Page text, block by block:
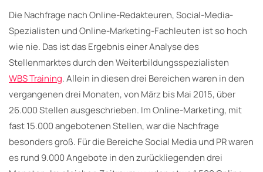
Die Nachfrage nach Online-Redakteuren, Social-Media-
Spezialisten und Online-Marketing-Fachleuten ist so hoch
wie nie. Das ist das Ergebnis einer Analyse des
Stellenmarktes durch den Weiterbildungsspezialisten
WBS Training. Allein in diesen drei Bereichen waren in den
vergangenen drei Monaten, von März bis Mai 2015, über
26.000 Stellen ausgeschrieben. Im Online-Marketing, mit
fast 15.000 angebotenen Stellen, war die Nachfrage
besonders groß. Für die Bereiche Social Media und PR waren
es rund 9.000 Angebote in den zurückliegenden drei